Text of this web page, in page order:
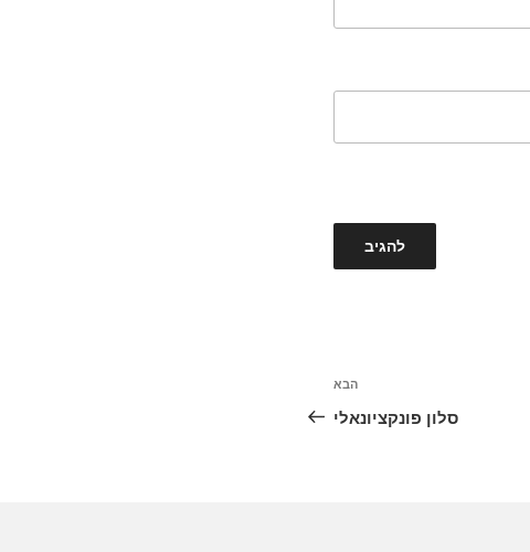
הבא
סלון פונקציונאלי